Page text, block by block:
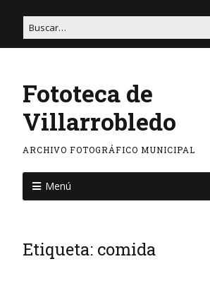
Fototeca de
Villarrobledo
ARCHIVO FOTOGRÁFICO MUNICIPAL
Menú
Etiqueta: comida